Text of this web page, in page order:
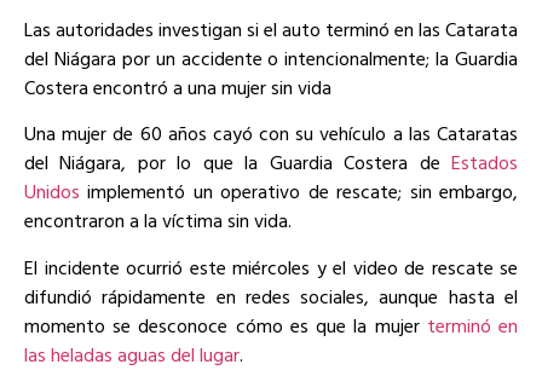
Las autoridades investigan si el auto terminó en las Catarata
del Niágara por un accidente o intencionalmente; la Guardia
Costera encontró a una mujer sin vida
Una mujer de 60 años cayó con su vehículo a las Cataratas
del Niágara, por lo que la Guardia Costera de Estados
Unidos implementó un operativo de rescate; sin embargo,
encontraron a la víctima sin vida.
El incidente ocurrió este miércoles y el video de rescate se
difundió rápidamente en redes sociales, aunque hasta el
momento se desconoce cómo es que la mujer terminó en
las heladas aguas del lugar.